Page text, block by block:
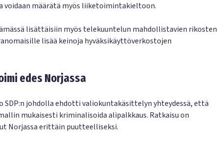
voidaan määrätä myös liiketoimintakieltoon.
lisättäisiin myös telekuuntelun mahdollistavien rikosten
lisää keinoja hyväksikäyttöverkostojen
edes Norjassa
SDP:n johdolla ehdotti valiokuntakäsittelyn yhteydessä, että
mukaisesti kriminalisoida alipalkkaus. Ratkaisu on
Norjassa erittäin puutteelliseksi.